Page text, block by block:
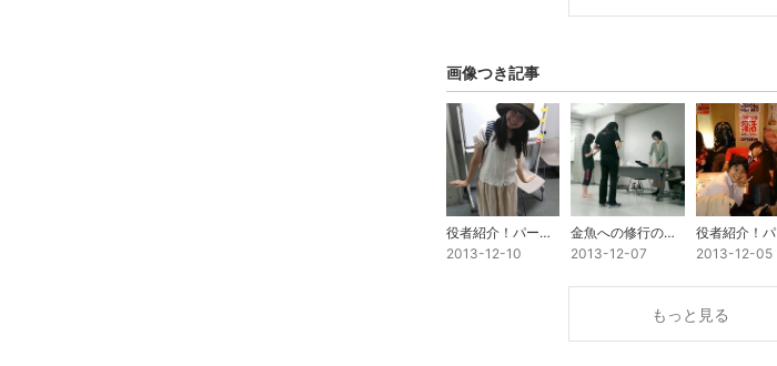
画像つき記事
役者紹介！パート2
2013-12-10
金魚への修行の道。
2013-12-07
2013-12-05
もっと見る